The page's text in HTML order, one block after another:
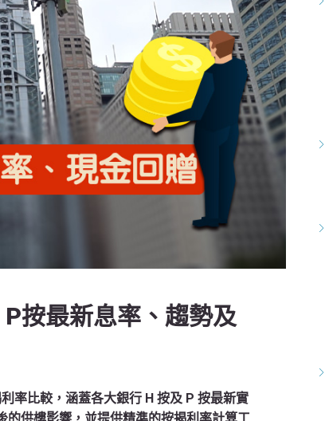
P按最新息率、趨勢及
率比較，涵蓋各大銀行 H 按及 P 按最新實